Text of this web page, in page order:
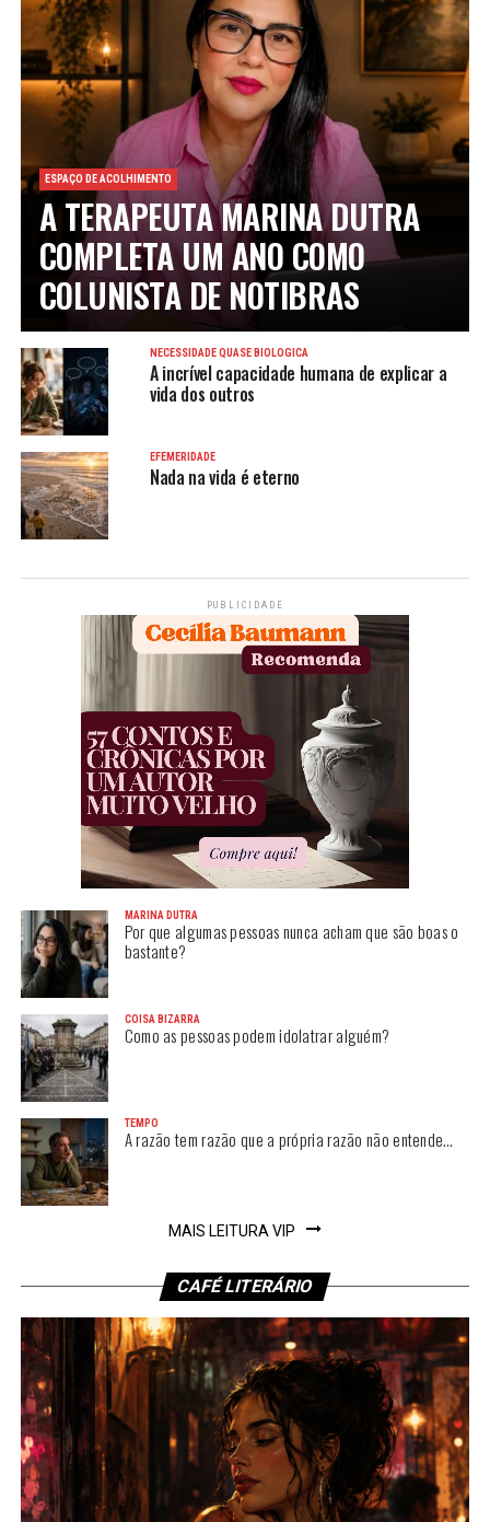
ESPAÇO DE ACOLHIMENTO
A TERAPEUTA MARINA DUTRA
COMPLETA UM ANO COMO
COLUNISTA DE NOTIBRAS
NECESSIDADE QUASE BIOLÓGICA
A incrível capacidade humana de explicar a
vida dos outros
EFEMERIDADE
Nada na vida é eterno
PUBLICIDADE
MARINA DUTRA
Por que algumas pessoas nunca acham que são boas o
bastante?
COISA BIZARRA
Como as pessoas podem idolatrar alguém?
TEMPO
A razão tem razão que a própria razão não entende…
MAIS LEITURA VIP
CAFÉ LITERÁRIO